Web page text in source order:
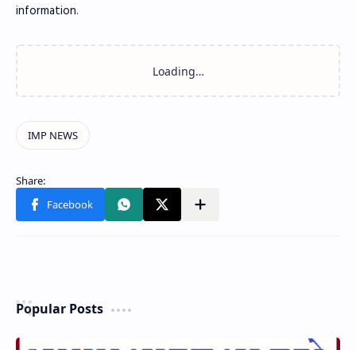
information.
Popular Posts